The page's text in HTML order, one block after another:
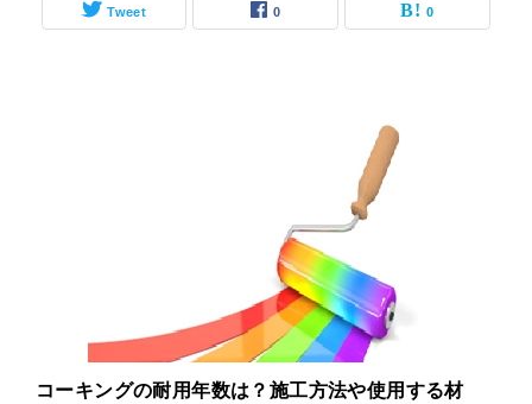
Tweet 0 0
コーキングの耐用年数は？施工方法や使用する材